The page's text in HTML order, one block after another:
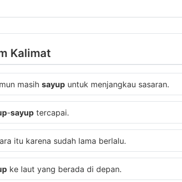
Kalimat
masih sayup untuk menjangkau sasaran.
-sayup tercapai.
itu karena sudah lama berlalu.
ke laut yang berada di depan.